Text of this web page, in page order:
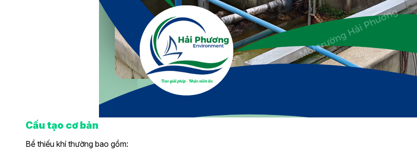
Cấu tạo cơ bản
Bể thiếu khí thường bao gồm: